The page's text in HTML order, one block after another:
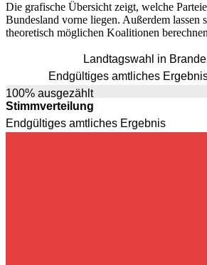
Die grafische Übersicht zeigt, welche
Bundesland vorne liegen. Außerdem lassen
theoretisch möglichen Koalitionen
Landtagswahl in
Endgültiges amtliches
100% ausgezählt
Stimmverteilung
Endgültiges amtliches Ergebnis